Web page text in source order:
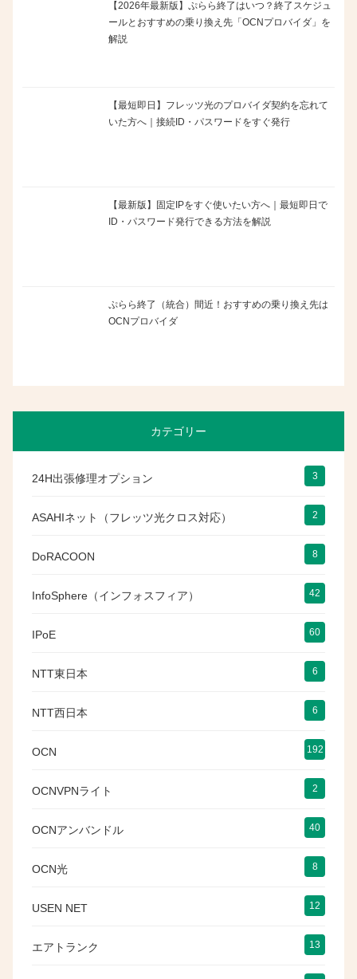
【2026年最新版】ぷらら終了はいつ？終了スケジュ
ールとおすすめの乗り換え先「OCNプロバイダ」を
解説
【最短即日】フレッツ光のプロバイダ契約を忘れて
いた方へ｜接続ID・パスワードをすぐ発行
【最新版】固定IPをすぐ使いたい方へ｜最短即日で
ID・パスワード発行できる方法を解説
ぷらら終了（統合）間近！おすすめの乗り換え先は
OCNプロバイダ
カテゴリー
24H出張修理オプション 3
ASAHIネット（フレッツ光クロス対応） 2
DoRACOON 8
InfoSphere（インフォスフィア） 42
IPoE 60
NTT東日本 6
NTT西日本 6
OCN 192
OCNVPNライト 2
OCNアンバンドル 40
OCN光 8
USEN NET 12
エアトランク 13